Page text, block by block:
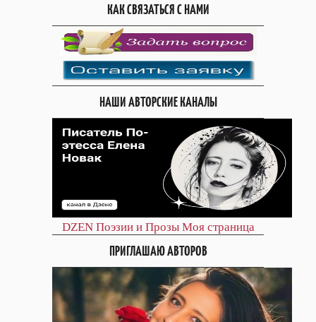
КАК СВЯЗАТЬСЯ С НАМИ
НАШИ АВТОРСКИЕ КАНАЛЫ
DZEN Поэзии и Прозы Моя страница
ПРИГЛАШАЮ АВТОРОВ